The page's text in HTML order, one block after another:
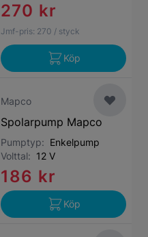
270 kr
Jmf-pris: 270 / styck
Köp
Mapco
Spolarpump Mapco
Pumptyp: Enkelpump
Volttal: 12 V
186 kr
Köp